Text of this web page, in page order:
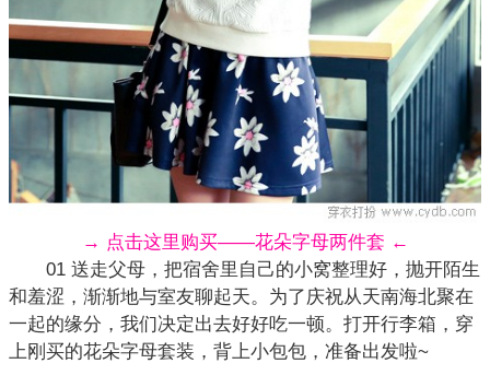
→ 点击这里购买——花朵字母两件套 ←
01 送走父母，把宿舍里自己的小窝整理好，抛开陌生
和羞涩，渐渐地与室友聊起天。为了庆祝从天南海北聚在
一起的缘分，我们决定出去好好吃一顿。打开行李箱，穿
上刚买的花朵字母套装，背上小包包，准备出发啦~